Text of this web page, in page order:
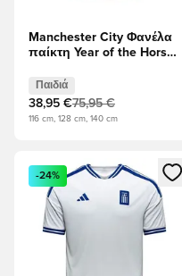
Manchester City Φανέλα
παίκτη Year of the Horse
Παιδιά
38,95 €75,95 €
116 cm, 128 cm, 140 cm
Ανοίγει ένα Modal για
-24%